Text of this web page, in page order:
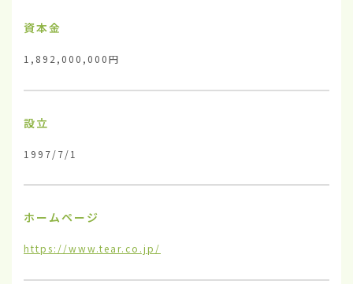
資本金
1,892,000,000円
設立
1997/7/1
ホームページ
https://www.tear.co.jp/